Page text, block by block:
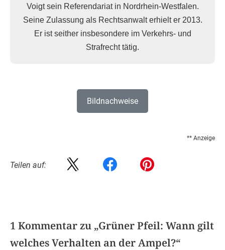
Voigt sein Referendariat in Nordrhein-Westfalen.
Seine Zulassung als Rechtsanwalt erhielt er 2013.
Er ist seither insbesondere im Verkehrs- und
Strafrecht tätig.
Bildnachweise
** Anzeige
Teilen auf:
1 Kommentar zu „Grüner Pfeil: Wann gilt
welches Verhalten an der Ampel?“